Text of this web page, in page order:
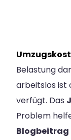
Belastung
arbeitslos ist
verfügt. Das
Problem
Blogbeitrag